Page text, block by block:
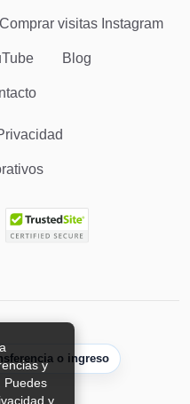
y
Puedes
y
Comprar visitas Instagram
Blog
o ingreso